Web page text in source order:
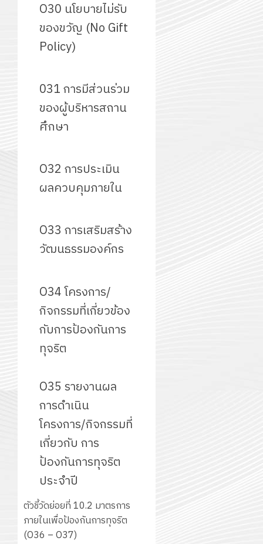
O30 นโยบายไม่รับ
ของขวัญ (No Gift
Policy)
031 การมีส่วนร่วม
ของผู้บริหารสถาน
ศึกษา
O32 การประเมิน
ผลควบคุมภายใน
O33 การเสริมสร้าง
วัฒนธรรมองค์กร
O34 โครงการ/
กิจกรรมที่เกี่ยวข้อง
กับการป้องกันการ
ทุจริต
O35 รายงานผล
การดำเนิน
โครงการ/กิจกรรมที่
เกี่ยวกับ การ
ป้องกันการทุจริต
ประจำปี
ตัวชี้วัดย่อยที่ 10.2 มาตรการ
ภายในเพื่อป้องกันการทุจริต
(O36 – O37)